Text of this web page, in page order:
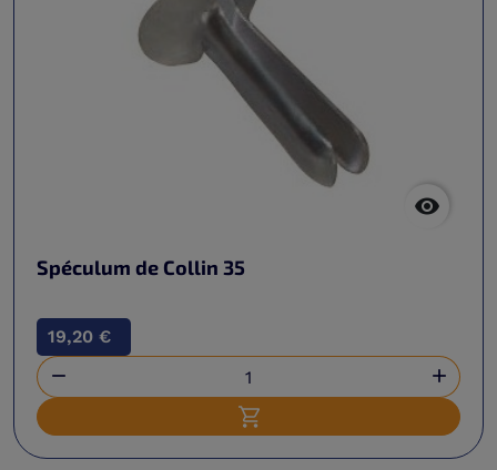

Spéculum de Collin 35
19,20 €
 
Ajouter au panier